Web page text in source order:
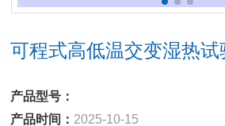
可程式高低温交变湿热试
产品型号：
产品时间： 2025-10-15